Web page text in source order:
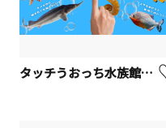
タッチうおっち水族館 ソレイユの丘【横須賀市】